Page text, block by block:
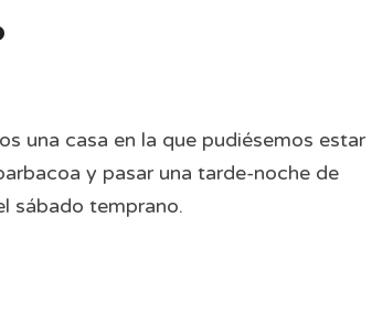
una casa en la que pudiésemos estar
y pasar una tarde-noche de
sábado temprano.